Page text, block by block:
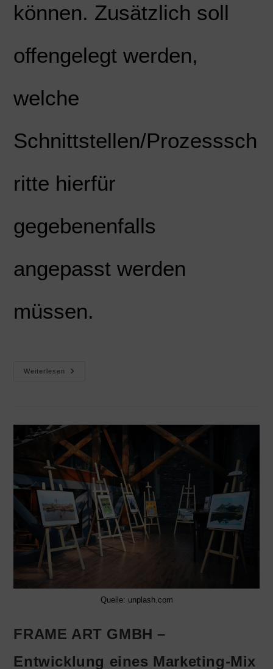
können. Zusätzlich soll
offengelegt werden,
welche
Schnittstellen/Prozesssch
ritte hierfür
gegebenenfalls
angepasst werden
müssen.
Weiterlesen
Quelle: unplash.com
FRAME ART GMBH –
Entwicklung eines Marketing-Mix